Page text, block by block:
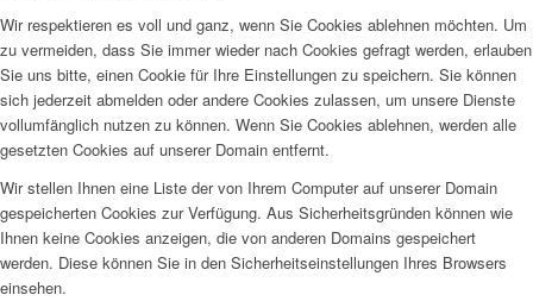
Wir respektieren es voll und ganz, wenn Sie Cookies ablehnen möchten. Um
zu vermeiden, dass Sie immer wieder nach Cookies gefragt werden, erlauben
Sie uns bitte, einen Cookie für Ihre Einstellungen zu speichern. Sie können
sich jederzeit abmelden oder andere Cookies zulassen, um unsere Dienste
vollumfänglich nutzen zu können. Wenn Sie Cookies ablehnen, werden alle
gesetzten Cookies auf unserer Domain entfernt.
Wir stellen Ihnen eine Liste der von Ihrem Computer auf unserer Domain
gespeicherten Cookies zur Verfügung. Aus Sicherheitsgründen können wie
Ihnen keine Cookies anzeigen, die von anderen Domains gespeichert
werden. Diese können Sie in den Sicherheitseinstellungen Ihres Browsers
einsehen.